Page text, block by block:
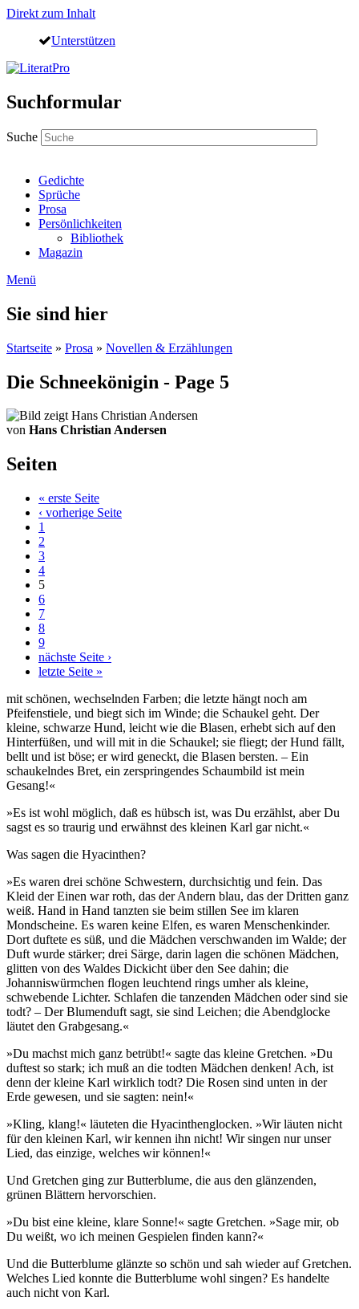
Direkt zum Inhalt
Unterstützen
Suchformular
Suche
Gedichte
Sprüche
Prosa
Persönlichkeiten
Bibliothek
Magazin
Menü
Sie sind hier
Startseite » Prosa » Novellen & Erzählungen
Die Schneekönigin - Page 5
von Hans Christian Andersen
Seiten
« erste Seite
‹ vorherige Seite
1
2
3
4
5
6
7
8
9
nächste Seite ›
letzte Seite »
mit schönen, wechselnden Farben; die letzte hängt noch am
Pfeifenstiele, und biegt sich im Winde; die Schaukel geht. Der
kleine, schwarze Hund, leicht wie die Blasen, erhebt sich auf den
Hinterfüßen, und will mit in die Schaukel; sie fliegt; der Hund fällt,
bellt und ist böse; er wird geneckt, die Blasen bersten. – Ein
schaukelndes Bret, ein zerspringendes Schaumbild ist mein
Gesang!«
»Es ist wohl möglich, daß es hübsch ist, was Du erzählst, aber Du
sagst es so traurig und erwähnst des kleinen Karl gar nicht.«
Was sagen die Hyacinthen?
»Es waren drei schöne Schwestern, durchsichtig und fein. Das
Kleid der Einen war roth, das der Andern blau, das der Dritten ganz
weiß. Hand in Hand tanzten sie beim stillen See im klaren
Mondscheine. Es waren keine Elfen, es waren Menschenkinder.
Dort duftete es süß, und die Mädchen verschwanden im Walde; der
Duft wurde stärker; drei Särge, darin lagen die schönen Mädchen,
glitten von des Waldes Dickicht über den See dahin; die
Johanniswürmchen flogen leuchtend rings umher als kleine,
schwebende Lichter. Schlafen die tanzenden Mädchen oder sind sie
todt? – Der Blumenduft sagt, sie sind Leichen; die Abendglocke
läutet den Grabgesang.«
»Du machst mich ganz betrübt!« sagte das kleine Gretchen. »Du
duftest so stark; ich muß an die todten Mädchen denken! Ach, ist
denn der kleine Karl wirklich todt? Die Rosen sind unten in der
Erde gewesen, und sie sagten: nein!«
»Kling, klang!« läuteten die Hyacinthenglocken. »Wir läuten nicht
für den kleinen Karl, wir kennen ihn nicht! Wir singen nur unser
Lied, das einzige, welches wir können!«
Und Gretchen ging zur Butterblume, die aus den glänzenden,
grünen Blättern hervorschien.
»Du bist eine kleine, klare Sonne!« sagte Gretchen. »Sage mir, ob
Du weißt, wo ich meinen Gespielen finden kann?«
Und die Butterblume glänzte so schön und sah wieder auf Gretchen.
Welches Lied konnte die Butterblume wohl singen? Es handelte
auch nicht von Karl.